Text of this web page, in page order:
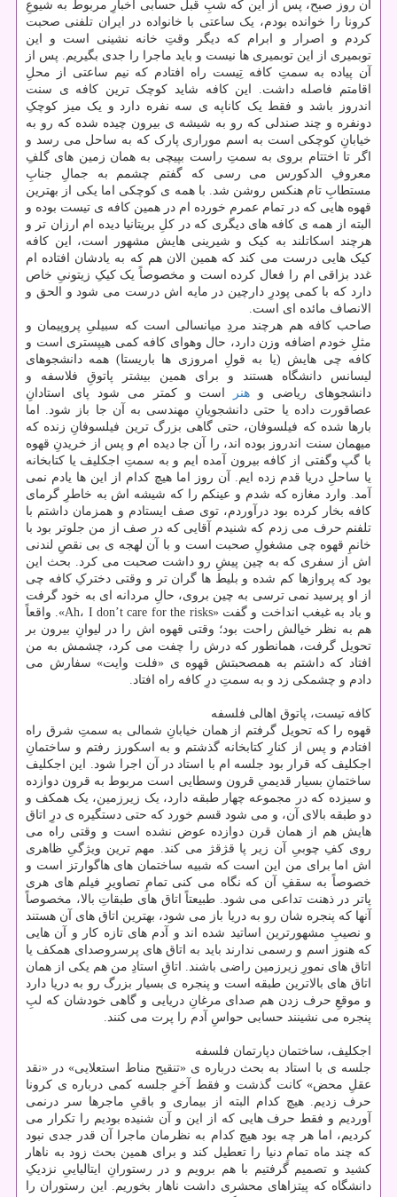
آن روز صبح، پس از این که شبِ قبل حسابی اخبارِ مربوط به شیوعِ
کرونا را خوانده بودم، یک ساعتی با خانواده در ایران تلفنی صحبت
کردم و اصرار و ابرام که دیگر وقتِ خانه نشینی است و این
توبمیری از این توبمیری ها نیست و باید ماجرا را جدی بگیریم. پس از
آن پیاده به سمتِ کافه تِیست راه افتادم که نیم ساعتی از محلِ
اقامتم فاصله داشت. این کافه شاید کوچک ترین کافه ی سنت
اندروز باشد و فقط یک کاناپه ی سه نفره دارد و یک میز کوچکِ
دونفره و چند صندلی که رو به شیشه ی بیرون چیده شده که رو به
خیابانِ کوچکی است به اسم موراری پارک که به ساحل می رسد و
اگر تا اختتام بروی به سمتِ راست بپیچی به همان زمین های گلفِ
معروفِ الدکورس می رسی که گفتم چشمم به جمالِ جنابِ
مستطابِ تام هنکس روشن شد. با همه ی کوچکی اما یکی از بهترین
قهوه هایی که در تمام عمرم خورده ام در همین کافه ی تیست بوده و
البته از همه ی کافه های دیگری که در کلِ بریتانیا دیده ام ارزان تر و
هرچند اسکاتلند به کیک و شیرینی هایش مشهور است، این کافه
کیک هایی درست می کند که همین الان هم که به یادشان افتاده ام
غدد بزاقی ام را فعال کرده است و مخصوصاً یک کیکِ زیتونیِ خاص
دارد که با کمی پودرِ دارچین در مایه اش درست می شود و الحق و
الانصاف مائده ای است.
صاحب کافه هم هرچند مردِ میانسالی است که سبیلیِ پروپیمان و
مثلِ خودم اضافه وزن دارد، حال وهوای کافه کمی هیپستری است و
کافه چی هایش (یا به قولِ امروزی ها باریستا) همه دانشجوهای
لیسانس دانشگاه هستند و برای همین بیشتر پاتوقِ فلاسفه و
دانشجوهای ریاضی و هنر
است و کمتر می شود پای استادانِ
عصاقورت داده یا حتی دانشجویانِ مهندسی به آن جا باز شود. اما
بارها شده که فیلسوفان، حتی گاهی بزرگ ترین فیلسوفانِ زنده که
میهمان سنت اندروز بوده اند، را آن جا دیده ام و پس از خریدنِ قهوه
با گپ وگفتی از کافه بیرون آمده ایم و به سمتِ اجکلیف یا کتابخانه
یا ساحلِ دریا قدم زده ایم. آن روز اما هیچ کدام از این ها یادم نمی
آمد. وارد مغازه که شدم و عینکم را که شیشه اش به خاطرِ گرمای
کافه بخار کرده بود درآوردم، توی صف ایستادم و همزمان داشتم با
تلفنم حرف می زدم که شنیدم آقایی که در صف از من جلوتر بود با
خانمِ قهوه چی مشغولِ صحبت است و با آن لهجه ی بی نقصِ لندنی
اش از سفری که به چین پیشِ رو داشت صحبت می کرد. بحث این
بود که پروازها کم شده و بلیط ها گران تر و وقتی دخترکِ کافه چی
از او پرسید نمی ترسی به چین بروی، حالِ مردانه ای به خود گرفت
و باد به غبغب انداخت و گفت «Ah، I don’t care for the risks». واقعاً
هم به نظر خیالش راحت بود؛ وقتی قهوه اش را در لیوانِ بیرون بر
تحویل گرفت، همانطور که درش را چفت می کرد، چشمش به من
افتاد که داشتم به همصحبتش قهوه ی «فلت وایت» سفارش می
دادم و چشمکی زد و به سمتِ درِ کافه راه افتاد.
کافه تیست، پاتوق اهالی فلسفه
قهوه را که تحویل گرفتم از همان خیابانِ شمالی به سمتِ شرق راه
افتادم و پس از کنارِ کتابخانه گذشتم و به اسکورز رفتم و ساختمانِ
اجکلیف که قرار بود جلسه ام با استاد در آن اجرا شود. این اجکلیف
ساختمانِ بسیار قدیمیِ قرون وسطایی است مربوط به قرون دوازده
و سیزده که در مجموعه چهار طبقه دارد، یک زیرزمین، یک همکف و
دو طبقه بالای آن، و می شود قسم خورد که حتی دستگیره ی درِ اتاق
هایش هم از همان قرن دوازده عوض نشده است و وقتی راه می
روی کفِ چوبیِ آن زیر پا قژقژ می کند. مهم ترین ویژگیِ ظاهری
اش اما برای من این است که شبیه ساختمان های هاگوارتز است و
خصوصاً به سقفِ آن که نگاه می کنی تمامِ تصاویرِ فیلم های هری
پاتر در ذهنت تداعی می شود. طبیعتاً اتاق های طبقاتِ بالا، مخصوصاً
آنها که پنجره شان رو به دریا باز می شود، بهترین اتاق های آن هستند
و نصیبِ مشهورترین اساتید شده اند و آدم های تازه کار و آن هایی
که هنوز اسم و رسمی ندارند باید به اتاق های پرسروصدای همکف یا
اتاق های نمورِ زیرزمین راضی باشند. اتاقِ استادِ من هم یکی از همان
اتاق های بالاترین طبقه است و پنجره ی بسیار بزرگ رو به دریا دارد
و موقعِ حرف زدن هم صدای مرغانِ دریایی و گاهی خودشان که لبِ
پنجره می نشینند حسابی حواسِ آدم را پرت می کنند.
اجکلیف، ساختمان دپارتمان فلسفه
جلسه ی با استاد به بحث درباره ی «تنقیح مناط استعلایی» در «نقد
عقلِ محض» کانت گذشت و فقط آخرِ جلسه کمی درباره ی کرونا
حرف زدیم. هیچ کدام البته از بیماری و باقیِ ماجرها سر درنمی
آوردیم و فقط حرف هایی که از این و آن شنیده بودیم را تکرار می
کردیم، اما هر چه بود هیچ کدام به نظرمان ماجرا آن قدر جدی نبود
که چند ماه تمامِ دنیا را تعطیل کند و برای همین بحث زود به ناهار
کشید و تصمیم گرفتیم با هم برویم و در رستورانِ ایتالیاییِ نزدیکِ
دانشگاه که پیتزاهای محشری داشت ناهار بخوریم. این رستوران را